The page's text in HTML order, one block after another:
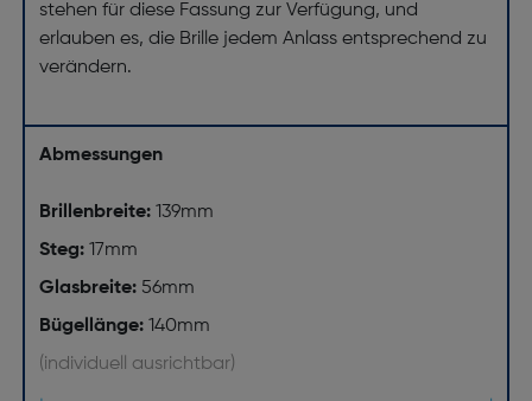
stehen für diese Fassung zur Verfügung, und
erlauben es, die Brille jedem Anlass entsprechend zu
verändern.
Abmessungen
Brillenbreite: 139mm
Steg: 17mm
Glasbreite: 56mm
Bügellänge: 140mm
(individuell ausrichtbar)